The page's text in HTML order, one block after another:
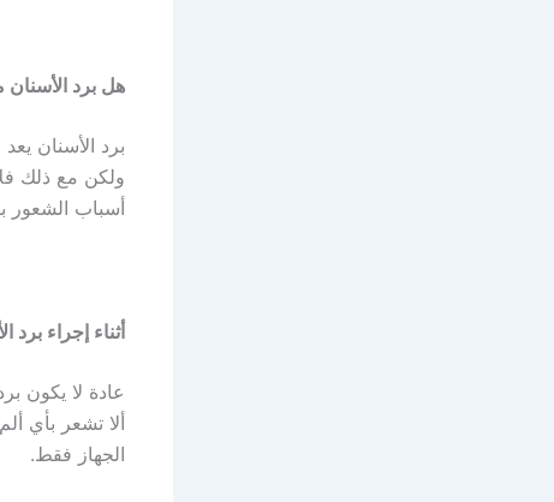
هل برد الأسنان
برد الأسنان
ولكن مع ذلك
أسباب الشعور
أثناء إجراء برد
عادة لا يكون
ألا تشعر بأي
الجهاز فقط.